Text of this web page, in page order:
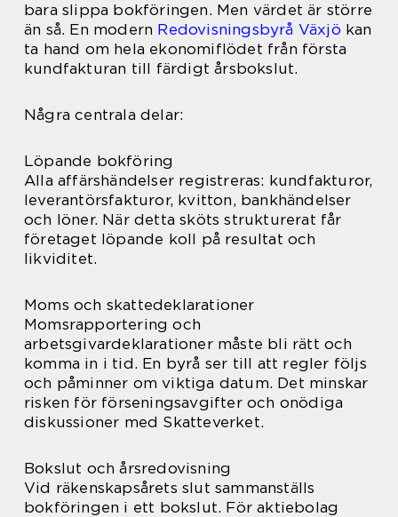
bara slippa bokföringen. Men värdet är större
än så. En modern Redovisningsbyrå Växjö kan
ta hand om hela ekonomiflödet från första
kundfakturan till färdigt årsbokslut.
Några centrala delar:
Löpande bokföring
Alla affärshändelser registreras: kundfakturor,
leverantörsfakturor, kvitton, bankhändelser
och löner. När detta sköts strukturerat får
företaget löpande koll på resultat och
likviditet.
Moms och skattedeklarationer
Momsrapportering och
arbetsgivardeklarationer måste bli rätt och
komma in i tid. En byrå ser till att regler följs
och påminner om viktiga datum. Det minskar
risken för förseningsavgifter och onödiga
diskussioner med Skatteverket.
Bokslut och årsredovisning
Vid räkenskapsårets slut sammanställs
bokföringen i ett bokslut. För aktiebolag